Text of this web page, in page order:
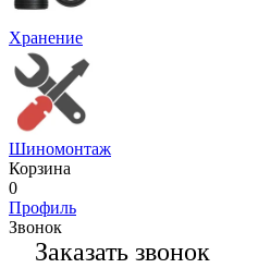
Хранение
Шиномонтаж
Корзина
0
Профиль
Звонок
Заказать звонок